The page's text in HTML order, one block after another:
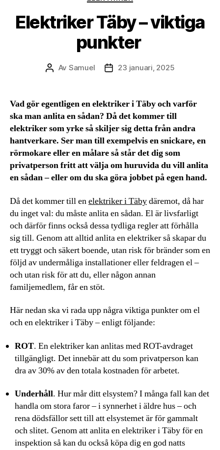
Elektriker Täby – viktiga
punkter
Inläggsförfattare
Av Samuel Inläggsdatum
23 januari, 2025
Vad gör egentligen en elektriker i Täby och varför
ska man anlita en sådan? Då det kommer till
elektriker som yrke så skiljer sig detta från andra
hantverkare. Ser man till exempelvis en snickare, en
rörmokare eller en målare så står det dig som
privatperson fritt att välja om huruvida du vill anlita
en sådan – eller om du ska göra jobbet på egen hand.
Då det kommer till enelektriker i Täbydäremot, då har
du inget val: du måste anlita en sådan. El är livsfarligt
och därför finns också dessa tydliga regler att förhålla
sig till. Genom att alltid anlita en elektriker så skapar du
ett tryggt och säkert boende, utan risk för bränder som en
följd av undermåliga installationer eller feldragen el –
och utan risk för att du, eller någon annan
familjemedlem, får en stöt.
Här nedan ska vi rada upp några viktiga punkter om el
och en elektriker i Täby – enligt följande:
ROT. En elektriker kan anlitas med ROT-avdraget
tillgängligt. Det innebär att du som privatperson kan
dra av 30% av den totala kostnaden för arbetet.
Underhåll. Hur mår ditt elsystem? I många fall kan det
handla om stora faror – i synnerhet i äldre hus – och
rena dödsfällor sett till att elsystemet är för gammalt
och slitet. Genom att anlita en elektriker i Täby för en
inspektion så kan du också köpa dig en god natts